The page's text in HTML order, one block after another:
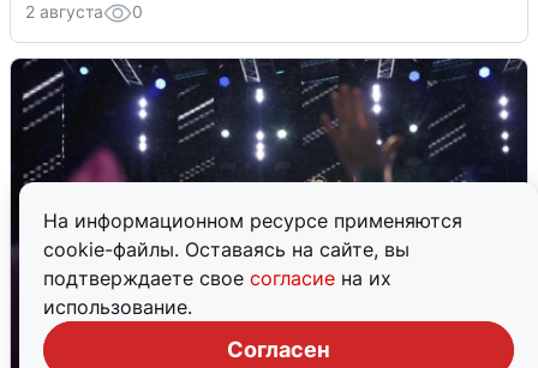
На информационном ресурсе применяются
cookie-файлы. Оставаясь на сайте, вы
подтверждаете свое согласие на их
использование.
Согласен
2 августа 0